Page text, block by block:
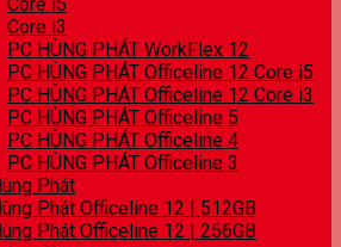
Core i3
PC HÙNG PHÁT WorkFlex 12
PC HÙNG PHÁT Officeline 12 Core i5
PC HÙNG PHÁT Officeline 12 Core i3
PC HÙNG PHÁT Officeline 5
PC HÙNG PHÁT Officeline 4
PC HÙNG PHÁT Officeline 3
Phát
Phát Officeline 12 | 512GB
Phát Officeline 12 | 256GB